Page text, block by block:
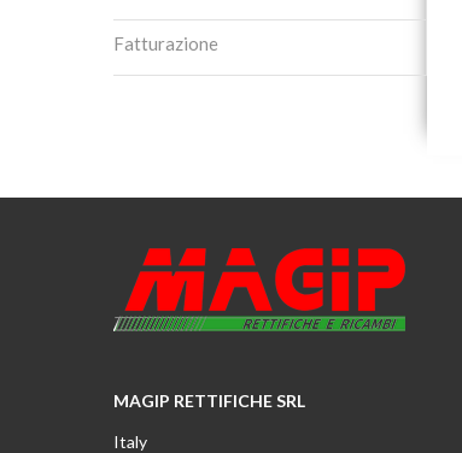
Fatturazione
MAGIP RETTIFICHE SRL
Italy